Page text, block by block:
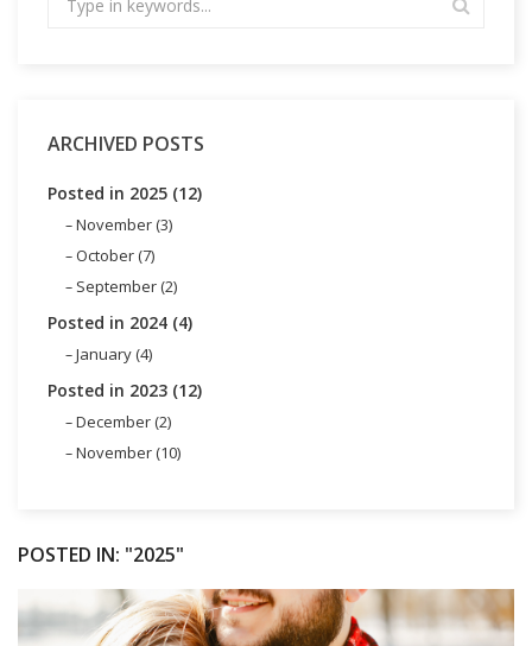
ARCHIVED POSTS
Posted in 2025 (12)
November (3)
October (7)
September (2)
Posted in 2024 (4)
January (4)
Posted in 2023 (12)
December (2)
November (10)
POSTED IN: "2025"